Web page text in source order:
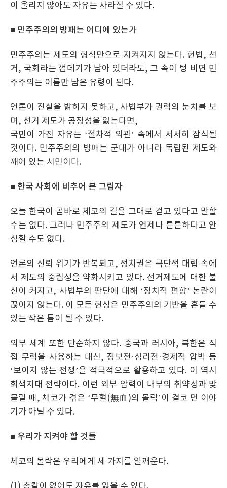
이 울리지 않아도 자유는 사라질 수 있다.
■ 민주주의의 방패는 어디에 있는가
민주주의는 제도의 형식만으로 지켜지지 않는다. 헌법, 선
거, 국회라는 껍데기가 남아 있더라도, 그 속이 텅 비면 민
주주의는 이름만 남은 유령이 된다.
언론이 진실을 밝히지 못하고, 사법부가 권력의 눈치를 보
며, 선거 제도가 공정성을 잃는다면,
국민이 가진 자유는 ‘절차적 외관’ 속에서 서서히 잠식될
것이다. 민주주의의 방패는 군대가 아니라 독립된 제도와
깨어 있는 시민이다.
■ 한국 사회에 비추어 본 그림자
오늘 한국이 곧바로 체코의 길을 그대로 걷고 있다고 말할
수는 없다. 그러나 민주주의 제도가 언제나 튼튼하다고 안
심할 수도 없다.
언론의 신뢰 위기가 반복되고, 정치권은 극단적 대립 속에
서 제도의 중립성을 약화시키고 있다. 선거제도에 대한 불
신이 커지고, 사법부의 판단에 대해 ‘정치적 편향’ 논란이
끊이지 않는다. 이 모든 현상은 민주주의의 기반을 흔들 수
있는 작은 틈이 될 수 있다.
외부 세계 또한 단순하지 않다. 중국과 러시아, 북한은 직
접 무력을 사용하는 대신, 정보전·심리전·경제적 압박 등
‘보이지 않는 전쟁’을 적극적으로 활용하고 있다. 이 역시
회색지대 전략이다. 이런 외부 압력이 내부의 취약성과 맞
물릴 때, 체코가 겪은 ‘무혈(無血)의 몰락’이 결코 먼 이야
기가 아닐 수 있다.
■ 우리가 지켜야 할 것들
체코의 몰락은 우리에게 세 가지를 일깨운다.